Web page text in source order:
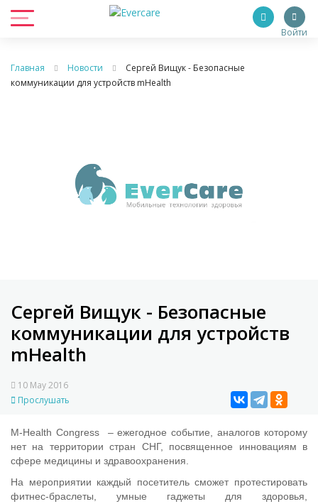
Войти
Главная Новости
Сергей Вищук - Безопасные
коммуникации для устройств mHealth
Сергей Вищук - Безопасные
коммуникации для устройств
mHealth
10 May 2016
Прослушать
M-Health Congress – ежегодное событие, аналогов которому
нет на территории стран СНГ, посвященное инновациям в
сфере медицины и здравоохранения.
На мероприятии каждый посетитель сможет протестировать
фитнес-браслеты, умные гаджеты для здоровья,